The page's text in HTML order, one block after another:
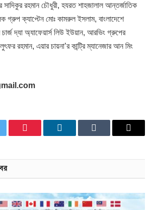
সাদিকুর রহমান চৌধুরী, হযরত শাহজালাল আন্তর্জাতিক
গ্রুপ ক্যাপ্টেন মোঃ কামরুল ইসলাম, বাংলাদেশে
চার্জ দ্যা অ্যাফেয়ার্স লিউ ইউয়ান, আরভিং গ্রুপের
রহমান, এয়ার চায়না’র কান্ট্রি ম্যানেজার আন মিং
PinterestLinkedInTumblr Email